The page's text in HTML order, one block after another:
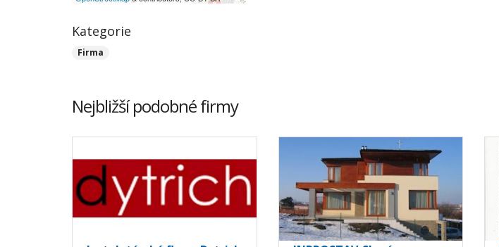
Kategorie
Firma
Nejbližší podobné firmy